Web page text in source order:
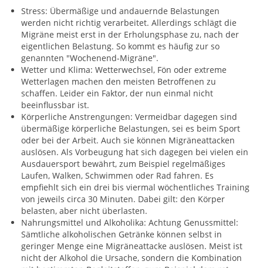
Stress: Übermäßige und andauernde Belastungen
werden nicht richtig verarbeitet. Allerdings schlägt die
Migräne meist erst in der Erholungsphase zu, nach der
eigentlichen Belastung. So kommt es häufig zur so
genannten "Wochenend-Migräne".
Wetter und Klima: Wetterwechsel, Fön oder extreme
Wetterlagen machen den meisten Betroffenen zu
schaffen. Leider ein Faktor, der nun einmal nicht
beeinflussbar ist.
Körperliche Anstrengungen: Vermeidbar dagegen sind
übermäßige körperliche Belastungen, sei es beim Sport
oder bei der Arbeit. Auch sie können Migräneattacken
auslösen. Als Vorbeugung hat sich dagegen bei vielen ein
Ausdauersport bewährt, zum Beispiel regelmäßiges
Laufen, Walken, Schwimmen oder Rad fahren. Es
empfiehlt sich ein drei bis viermal wöchentliches Training
von jeweils circa 30 Minuten. Dabei gilt: den Körper
belasten, aber nicht überlasten.
Nahrungsmittel und Alkoholika: Achtung Genussmittel:
Sämtliche alkoholischen Getränke können selbst in
geringer Menge eine Migräneattacke auslösen. Meist ist
nicht der Alkohol die Ursache, sondern die Kombination